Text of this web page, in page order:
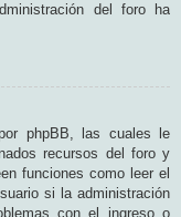
del foro ha
phpBB, las cuales le
recursos del foro y
funciones como leer el
si la administración
con el ingreso o